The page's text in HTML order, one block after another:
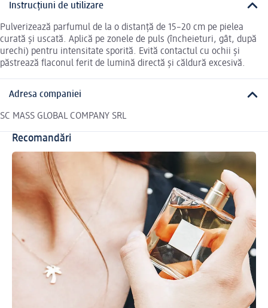
Instrucțiuni de utilizare
Pulverizează parfumul de la o distanță de 15–20 cm pe pielea
curată și uscată. Aplică pe zonele de puls (încheieturi, gât, după
urechi) pentru intensitate sporită. Evită contactul cu ochii și
păstrează flaconul ferit de lumină directă și căldură excesivă.
Adresa companiei
SC MASS GLOBAL COMPANY SRL
Recomandări